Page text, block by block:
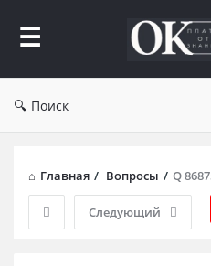
Отзывы
Поиск
Главная / Вопросы / Q
Следующий